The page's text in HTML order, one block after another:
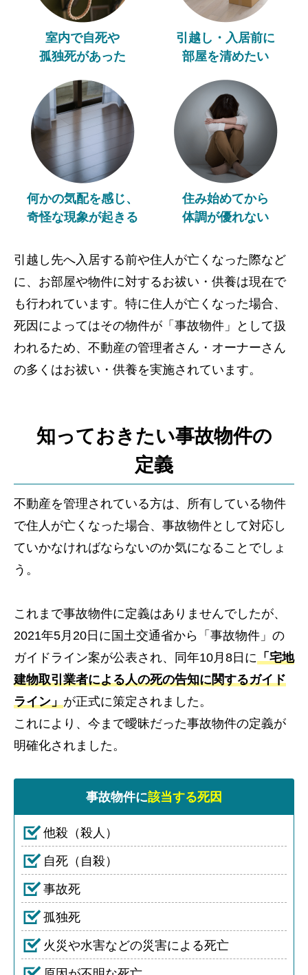
室内で自死や
孤独死があった
引越し・入居前に
部屋を清めたい
何かの気配を感じ、
奇怪な現象が起きる
住み始めてから
体調が優れない
引越し先へ入居する前や住人が亡くなった際など
に、お部屋や物件に対するお祓い・供養は現在で
も行われています。特に住人が亡くなった場合、
死因によってはその物件が「事故物件」として扱
われるため、不動産の管理者さん・オーナーさん
の多くはお祓い・供養を実施されています。
知っておきたい事故物件の
定義
不動産を管理されている方は、所有している物件
で住人が亡くなった場合、事故物件として対応し
ていかなければならないのか気になることでしょ
う。
これまで事故物件に定義はありませんでしたが、
2021年5月20日に国土交通省から「事故物件」の
ガイドライン案が公表され、同年10月8日に「宅地
建物取引業者による人の死の告知に関するガイド
ライン」が正式に策定されました。
これにより、今まで曖昧だった事故物件の定義が
明確化されました。
事故物件に該当する死因
他殺（殺人）
自死（自殺）
事故死
孤独死
火災や水害などの災害による死亡